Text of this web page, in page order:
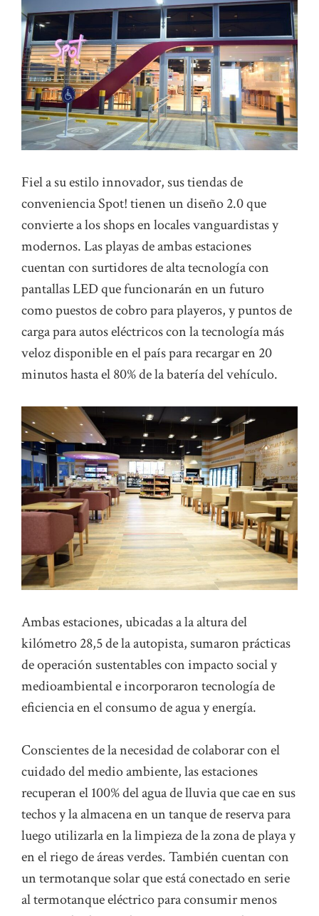
Fiel a su estilo innovador, sus tiendas de
conveniencia Spot! tienen un diseño 2.0 que
convierte a los shops en locales vanguardistas y
modernos. Las playas de ambas estaciones
cuentan con surtidores de alta tecnología con
pantallas LED que funcionarán en un futuro
como puestos de cobro para playeros, y puntos de
carga para autos eléctricos con la tecnología más
veloz disponible en el país para recargar en 20
minutos hasta el 80% de la batería del vehículo.
Ambas estaciones, ubicadas a la altura del
kilómetro 28,5 de la autopista, sumaron prácticas
de operación sustentables con impacto social y
medioambiental e incorporaron tecnología de
eficiencia en el consumo de agua y energía.
Conscientes de la necesidad de colaborar con el
cuidado del medio ambiente, las estaciones
recuperan el 100% del agua de lluvia que cae en sus
techos y la almacena en un tanque de reserva para
luego utilizarla en la limpieza de la zona de playa y
en el riego de áreas verdes. También cuentan con
un termotanque solar que está conectado en serie
al termotanque eléctrico para consumir menos